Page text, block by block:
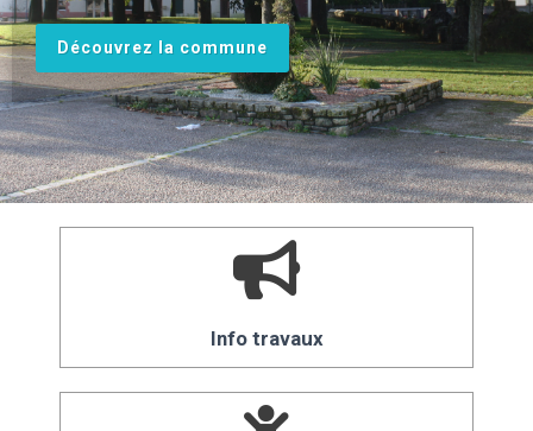
Découvrez la commune
Info travaux